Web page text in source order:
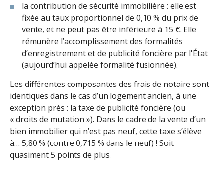
la contribution de sécurité immobilière : elle est
fixée au taux proportionnel de 0,10 % du prix de
vente, et ne peut pas être inférieure à 15 €. Elle
rémunère l’accomplissement des formalités
d’enregistrement et de publicité foncière par l'État
(aujourd’hui appelée formalité fusionnée).
Les différentes composantes des frais de notaire sont
identiques dans le cas d’un logement ancien, à une
exception près : la taxe de publicité foncière (ou
« droits de mutation »). Dans le cadre de la vente d’un
bien immobilier qui n’est pas neuf, cette taxe s’élève
à… 5,80 % (contre 0,715 % dans le neuf) ! Soit
quasiment 5 points de plus.